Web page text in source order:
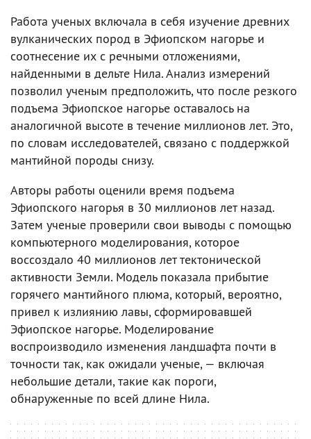
Работа ученых включала в себя изучение древних
вулканических пород в Эфиопском нагорье и
соотнесение их с речными отложениями,
найденными в дельте Нила. Анализ измерений
позволил ученым предположить, что после резкого
подъема Эфиопское нагорье оставалось на
аналогичной высоте в течение миллионов лет. Это,
по словам исследователей, связано с поддержкой
мантийной породы снизу.
Авторы работы оценили время подъема
Эфиопского нагорья в 30 миллионов лет назад.
Затем ученые проверили свои выводы с помощью
компьютерного моделирования, которое
воссоздало 40 миллионов лет тектонической
активности Земли. Модель показала прибытие
горячего мантийного плюма, который, вероятно,
привел к излиянию лавы, сформировавшей
Эфиопское нагорье. Моделирование
воспроизводило изменения ландшафта почти в
точности так, как ожидали ученые, — включая
небольшие детали, такие как пороги,
обнаруженные по всей длине Нила.